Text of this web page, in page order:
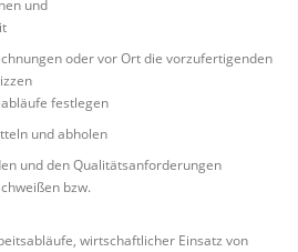
und
oder vor Ort die vorzufertigenden
festlegen
und abholen
und den Qualitätsanforderungen
bzw.
wirtschaftlicher Einsatz von